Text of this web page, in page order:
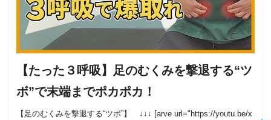
【たった３呼吸】足のむくみを撃退する“ツ
ボ”で末端までポカポカ！
【足のむくみを撃退する“ツボ”】 ↓↓↓ [arve url="https://youtu.be/x